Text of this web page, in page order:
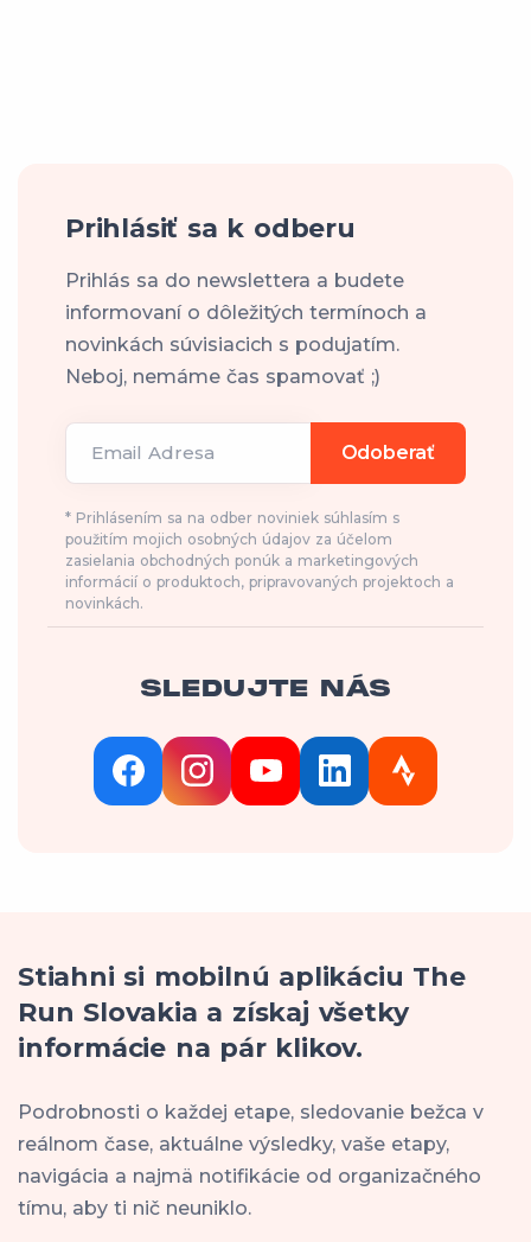
Prihlásiť sa k odberu
Prihlás sa do newslettera a budete
informovaní o dôležitých termínoch a
novinkách súvisiacich s podujatím.
Neboj, nemáme čas spamovať ;)
Email Adresa Odoberať
* Prihlásením sa na odber noviniek súhlasím s
použitím mojich osobných údajov za účelom
zasielania obchodných ponúk a marketingových
informácií o produktoch, pripravovaných projektoch a
novinkách.
SLEDUJTE NÁS
Stiahni si mobilnú aplikáciu The
Run Slovakia a získaj všetky
informácie na pár klikov.
Podrobnosti o každej etape, sledovanie bežca v
reálnom čase, aktuálne výsledky, vaše etapy,
navigácia a najmä notifikácie od organizačného
tímu, aby ti nič neuniklo.